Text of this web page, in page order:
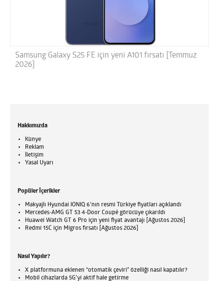
Samsung Galaxy S25 FE için yeni A101 fırsatı [Temmuz
2026]
Hakkımızda
Künye
Reklam
İletişim
Yasal Uyarı
Popüler İçerikler
Makyajlı Hyundai IONIQ 6'nın resmi Türkiye fiyatları açıklandı
Mercedes-AMG GT 53 4-Door Coupé görücüye çıkarıldı
Huawei Watch GT 6 Pro için yeni fiyat avantajı [Ağustos 2026]
Redmi 15C için Migros fırsatı [Ağustos 2026]
Nasıl Yapılır?
X platformuna eklenen “otomatik çeviri” özelliği nasıl kapatılır?
Mobil cihazlarda 5G’yi aktif hale getirme